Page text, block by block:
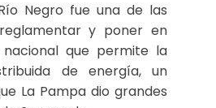
Negro fue una de las
y poner en
que permite la
de energía, un
La Pampa dio grandes